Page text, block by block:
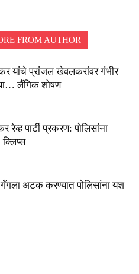
FROM AUTHOR
यांचे प्रांजल खेवलकरांवर गंभीर
लैंगिक शोषण
पार्टी प्रकरण: पोलिसांना
अटक करण्यात पोलिसांना यश